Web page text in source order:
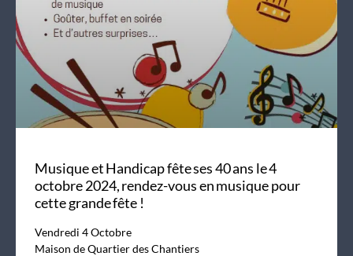
Musique et Handicap fête ses 40 ans le 4
octobre 2024, rendez-vous en musique pour
cette grande fête !
Vendredi 4 Octobre
Maison de Quartier des Chantiers